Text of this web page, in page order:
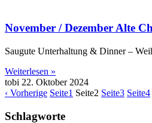
November / Dezember Alte
Saugute Unterhaltung & Dinner –
Weiterlesen »
tobi 22. Oktober 2024
‹ Vorherige Seite1 Seite2 Seite3 Seite4
Schlagworte